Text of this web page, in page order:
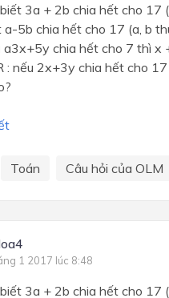
3a + 2b chia hết cho 17
a-5b chia hết cho 17 (a, b
a3x+5y chia hết cho 7 thì x
: nếu 2x+3y chia hết cho
Toán Câu hỏi của OLM
1 2017 lúc 8:48
3a + 2b chia hết cho 17